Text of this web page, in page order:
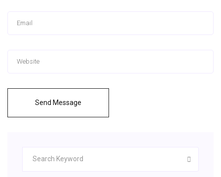
Send Message